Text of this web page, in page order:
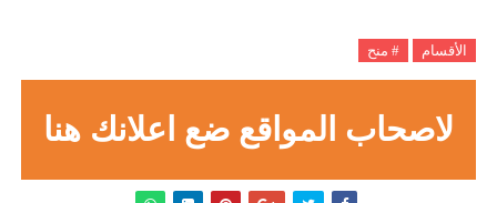
الأقسام # منح
لاصحاب المواقع ضع اعلانك هنا